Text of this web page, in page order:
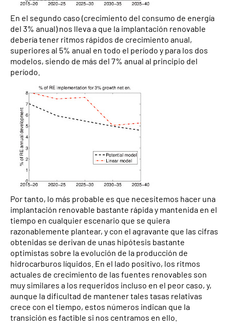
En el segundo caso (crecimiento del consumo de energía
del 3% anual) nos lleva a que la implantación renovable
debería tener ritmos rápidos de crecimiento anual,
superiores al 5% anual en todo el período y para los dos
modelos, siendo de más del 7% anual al principio del
período.
Por tanto, lo más probable es que necesitemos hacer una
implantación renovable bastante rápida y mantenida en el
tiempo en cualquier escenario que se quiera
razonablemente plantear, y con el agravante que las cifras
obtenidas se derivan de unas hipótesis bastante
optimistas sobre la evolución de la producción de
hidrocarburos líquidos. En el lado positivo, los ritmos
actuales de crecimiento de las fuentes renovables son
muy similares a los requeridos incluso en el peor caso, y,
aunque la dificultad de mantener tales tasas relativas
crece con el tiempo, estos números indican que la
transición es factible si nos centramos en ello.